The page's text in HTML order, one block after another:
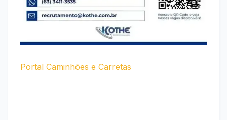
Portal Caminhões e Carretas